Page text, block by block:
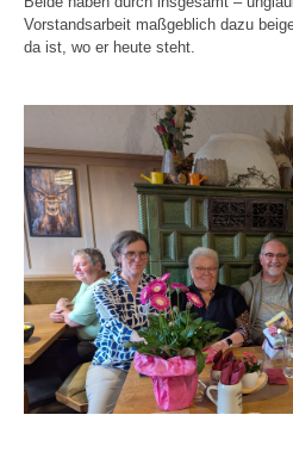
Vorstandsarbeit maßgeblich dazu
da ist, wo er heute steht.